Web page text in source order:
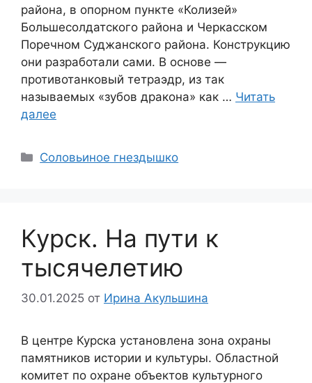
района, в опорном пункте «Колизей»
Большесолдатского района и Черкасском
Поречном Суджанского района. Конструкцию
они разработали сами. В основе —
противотанковый тетраэдр, из так
называемых «зубов дракона» как … Читать
далее
Соловьиное гнездышко
Курск. На пути к
тысячелетию
30.01.2025 от Ирина Акульшина
В центре Курска установлена зона охраны
памятников истории и культуры. Областной
комитет по охране объектов культурного